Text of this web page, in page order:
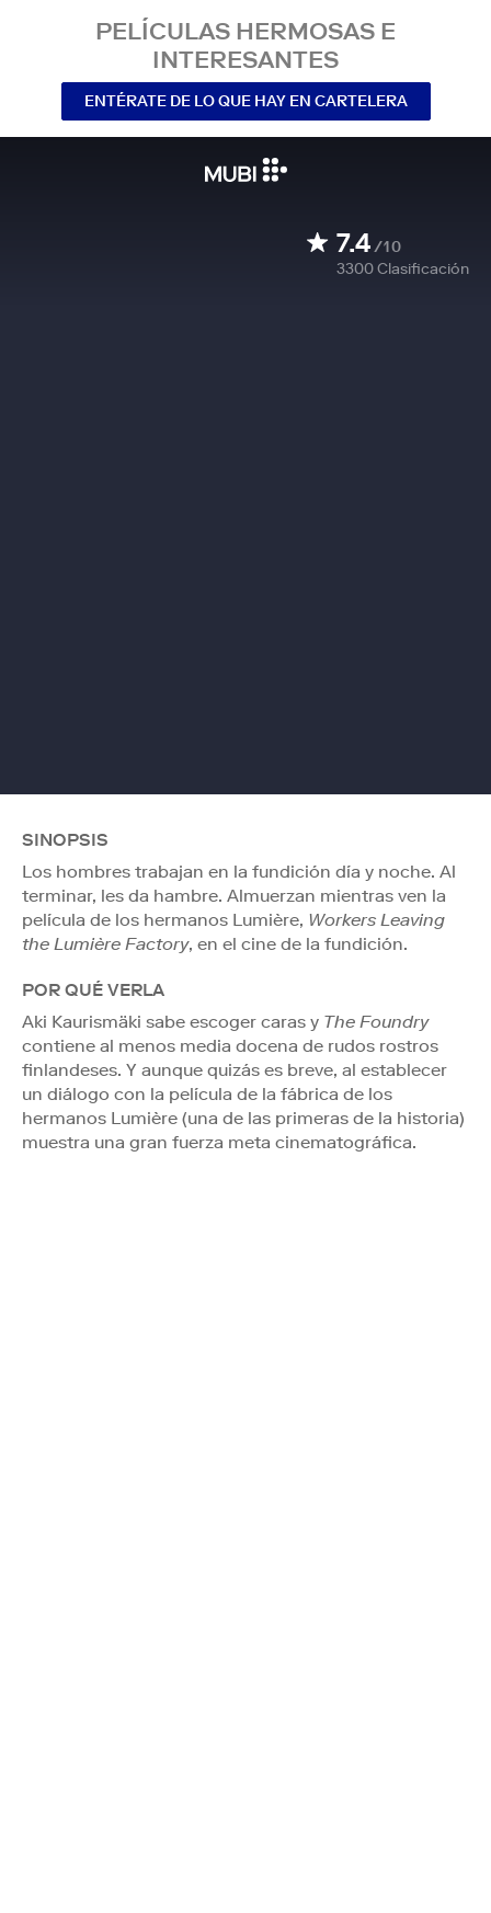
PELÍCULAS HERMOSAS E
INTERESANTES
ENTÉRATE DE LO QUE HAY EN CARTELERA
7.4/10
3300Clasificación
SINOPSIS
Los hombres trabajan en la fundición día y noche. Al
terminar, les da hambre. Almuerzan mientras ven la
película de los hermanos Lumière, Workers Leaving
the Lumière Factory, en el cine de la fundición.
POR QUÉ VERLA
Aki Kaurismäki sabe escoger caras y The Foundry
contiene al menos media docena de rudos rostros
finlandeses. Y aunque quizás es breve, al establecer
un diálogo con la película de la fábrica de los
hermanos Lumière (una de las primeras de la historia)
muestra una gran fuerza meta cinematográfica.